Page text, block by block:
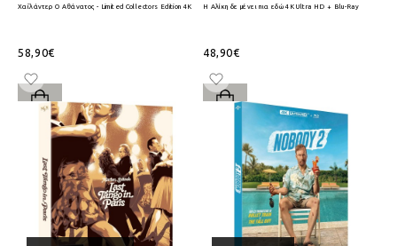
Χαϊλάντερ Ο Αθάνατος - Limited Collectors Edition 4K Ultra HD + Blu-Ray
58,90€
Η Αλίκη δε μένει πια εδώ 4K Ultra HD + Blu-Ray
48,90€